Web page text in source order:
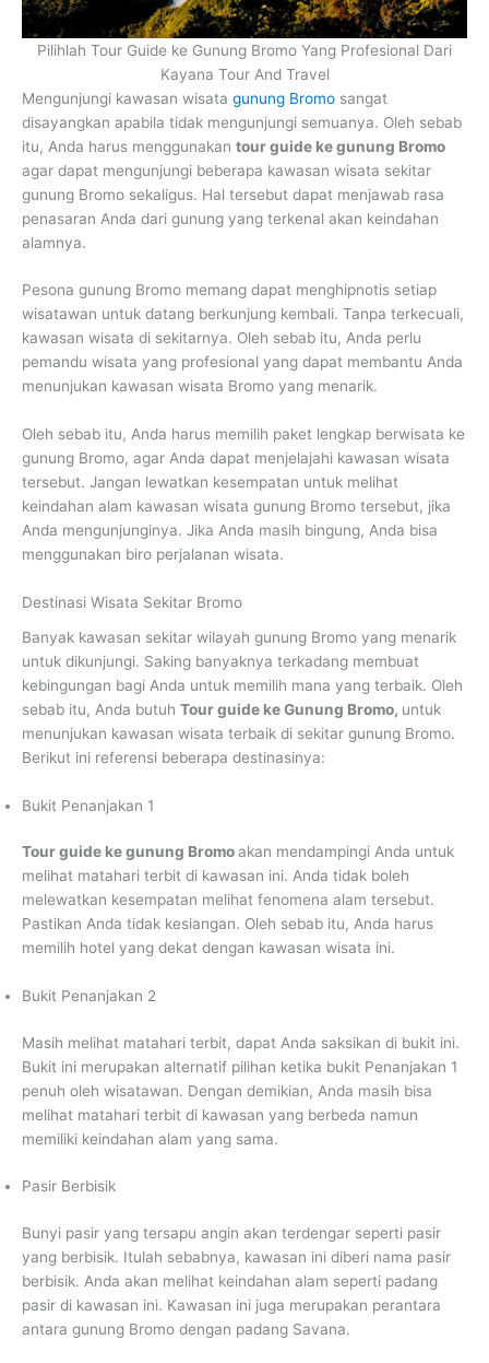
Pilihlah Tour Guide ke Gunung Bromo Yang Profesional Dari
Kayana Tour And Travel
Mengunjungi kawasan wisata gunung Bromo sangat
disayangkan apabila tidak mengunjungi semuanya. Oleh sebab
itu, Anda harus menggunakan tour guide ke gunung Bromo
agar dapat mengunjungi beberapa kawasan wisata sekitar
gunung Bromo sekaligus. Hal tersebut dapat menjawab rasa
penasaran Anda dari gunung yang terkenal akan keindahan
alamnya.
Pesona gunung Bromo memang dapat menghipnotis setiap
wisatawan untuk datang berkunjung kembali. Tanpa terkecuali,
kawasan wisata di sekitarnya. Oleh sebab itu, Anda perlu
pemandu wisata yang profesional yang dapat membantu Anda
menunjukan kawasan wisata Bromo yang menarik.
Oleh sebab itu, Anda harus memilih paket lengkap berwisata ke
gunung Bromo, agar Anda dapat menjelajahi kawasan wisata
tersebut. Jangan lewatkan kesempatan untuk melihat
keindahan alam kawasan wisata gunung Bromo tersebut, jika
Anda mengunjunginya. Jika Anda masih bingung, Anda bisa
menggunakan biro perjalanan wisata.
Destinasi Wisata Sekitar Bromo
Banyak kawasan sekitar wilayah gunung Bromo yang menarik
untuk dikunjungi. Saking banyaknya terkadang membuat
kebingungan bagi Anda untuk memilih mana yang terbaik. Oleh
sebab itu, Anda butuh Tour guide ke Gunung Bromo, untuk
menunjukan kawasan wisata terbaik di sekitar gunung Bromo.
Berikut ini referensi beberapa destinasinya:
Bukit Penanjakan 1
Tour guide ke gunung Bromoakan mendampingi Anda untuk
melihat matahari terbit di kawasan ini. Anda tidak boleh
melewatkan kesempatan melihat fenomena alam tersebut.
Pastikan Anda tidak kesiangan. Oleh sebab itu, Anda harus
memilih hotel yang dekat dengan kawasan wisata ini.
Bukit Penanjakan 2
Masih melihat matahari terbit, dapat Anda saksikan di bukit ini.
Bukit ini merupakan alternatif pilihan ketika bukit Penanjakan 1
penuh oleh wisatawan. Dengan demikian, Anda masih bisa
melihat matahari terbit di kawasan yang berbeda namun
memiliki keindahan alam yang sama.
Pasir Berbisik
Bunyi pasir yang tersapu angin akan terdengar seperti pasir
yang berbisik. Itulah sebabnya, kawasan ini diberi nama pasir
berbisik. Anda akan melihat keindahan alam seperti padang
pasir di kawasan ini. Kawasan ini juga merupakan perantara
antara gunung Bromo dengan padang Savana.
Tour Raja Ampat
Mancanegara